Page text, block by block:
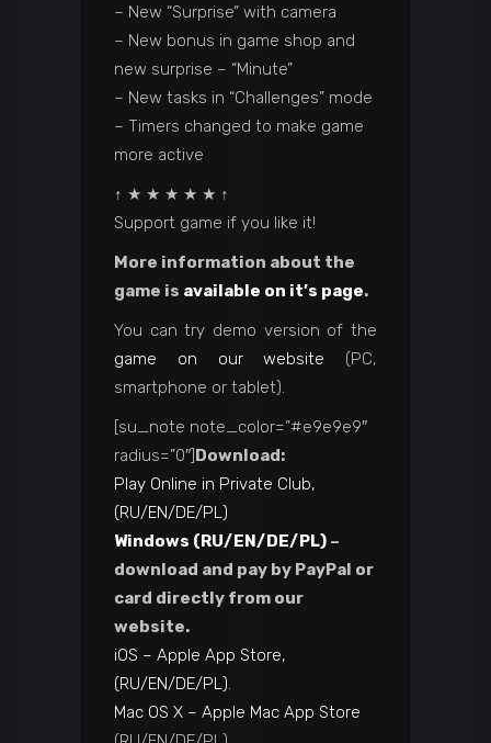
– New “Surprise” with camera
– New bonus in game shop and
new surprise – “Minute”
– New tasks in “Challenges” mode
– Timers changed to make game
more active
↑ ★ ★ ★ ★ ★ ↑
Support game if you like it!
More information about the
game is available on it’s page.
You can try demo version of the
game on our website (PC,
smartphone or tablet).
[su_note note_color=”#e9e9e9″
radius=”0″]Download:
Play Online in Private Club,
(RU/EN/DE/PL)
Windows (RU/EN/DE/PL) –
download and pay by PayPal or
card directly from our
website.
iOS – Apple App Store,
(RU/EN/DE/PL).
Mac OS X – Apple Mac App Store